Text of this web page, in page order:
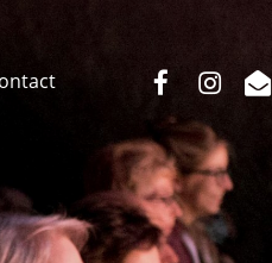
facebookinstagram
email